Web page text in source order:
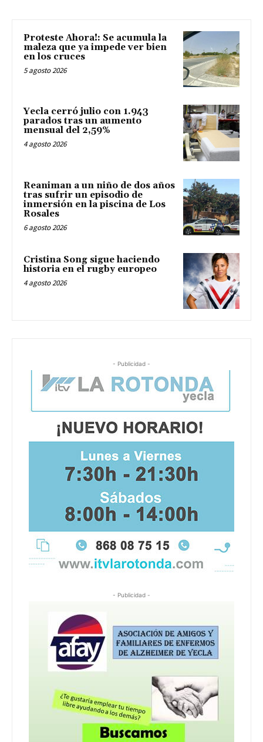
Proteste Ahora!: Se acumula la
maleza que ya impede ver bien
en los cruces
5 agosto 2026
Yecla cerró julio con 1.943
parados tras un aumento
mensual del 2,59%
4 agosto 2026
Reaniman a un niño de dos años
tras sufrir un episodio de
inmersión en la piscina de Los
Rosales
6 agosto 2026
Cristina Song sigue haciendo
historia en el rugby europeo
4 agosto 2026
- Publicidad -
- Publicidad -